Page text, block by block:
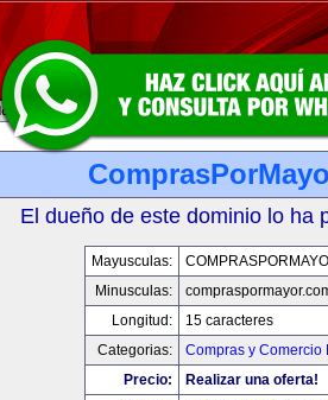
El dueño de este dominio lo ha
Mayusculas:
Minusculas:
Longitud:
15 caracteres
Categorias:
Compras y Comercio
Precio:
Realizar una oferta!